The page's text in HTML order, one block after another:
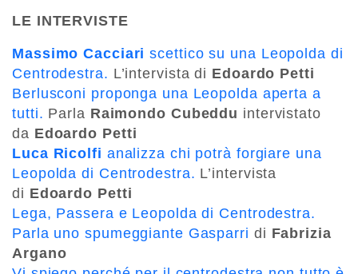
LE INTERVISTE
Massimo Cacciari scettico su una Leopolda di
Centrodestra. L’intervista di Edoardo Petti
Berlusconi proponga una Leopolda aperta a
tutti. Parla Raimondo Cubeddu intervistato
da Edoardo Petti
Luca Ricolfi analizza chi potrà forgiare una
Leopolda di Centrodestra. L’intervista
di Edoardo Petti
Lega, Passera e Leopolda di Centrodestra.
Parla uno spumeggiante Gasparri di Fabrizia
Argano